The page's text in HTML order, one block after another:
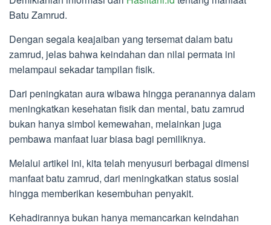
Batu Zamrud.
Dengan segala keajaiban yang tersemat dalam batu
zamrud, jelas bahwa keindahan dan nilai permata ini
melampaui sekadar tampilan fisik.
Dari peningkatan aura wibawa hingga peranannya dalam
meningkatkan kesehatan fisik dan mental, batu zamrud
bukan hanya simbol kemewahan, melainkan juga
pembawa manfaat luar biasa bagi pemiliknya.
Melalui artikel ini, kita telah menyusuri berbagai dimensi
manfaat batu zamrud, dari meningkatkan status sosial
hingga memberikan kesembuhan penyakit.
Kehadirannya bukan hanya memancarkan keindahan